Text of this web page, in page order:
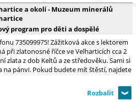
a okolí - Muzeum minerálů
program pro děti a dospělé
735099975! Zážitková akce s lektorem
při zlatonosné říčce ve Velharticích cca 2
zlata z dob Keltů a ze středověku. Sami si
na pánvi. Pokud budete mít štěstí, najdete